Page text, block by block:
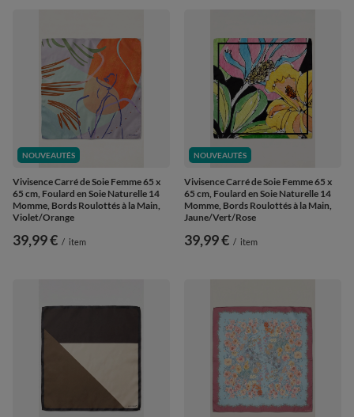
NOUVEAUTÉS
Vivisence Carré de Soie Femme 65 x
65 cm, Foulard en Soie Naturelle 14
Momme, Bords Roulottés à la Main,
Violet/Orange
39,99 € / item
NOUVEAUTÉS
Vivisence Carré de Soie Femme 65 x
65 cm, Foulard en Soie Naturelle 14
Momme, Bords Roulottés à la Main,
Jaune/Vert/Rose
39,99 € / item